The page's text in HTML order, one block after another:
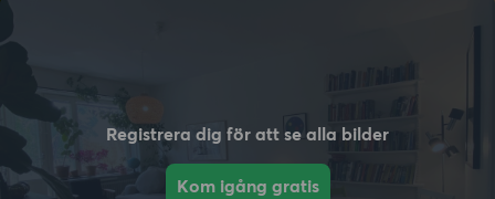
Registrera dig för att se alla bilder
Kom igång gratis